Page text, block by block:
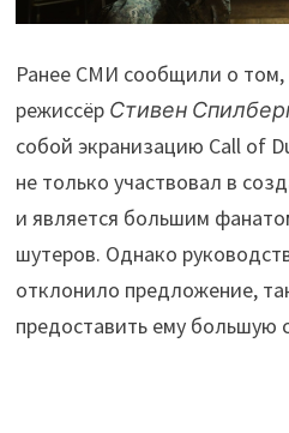
Ранее СМИ сообщили о том,
режиссёр Стивен
собой экранизацию Call of
не только участвовал в
и является большим
шутеров. Однако
отклонило предложение,
предоставить ему большую